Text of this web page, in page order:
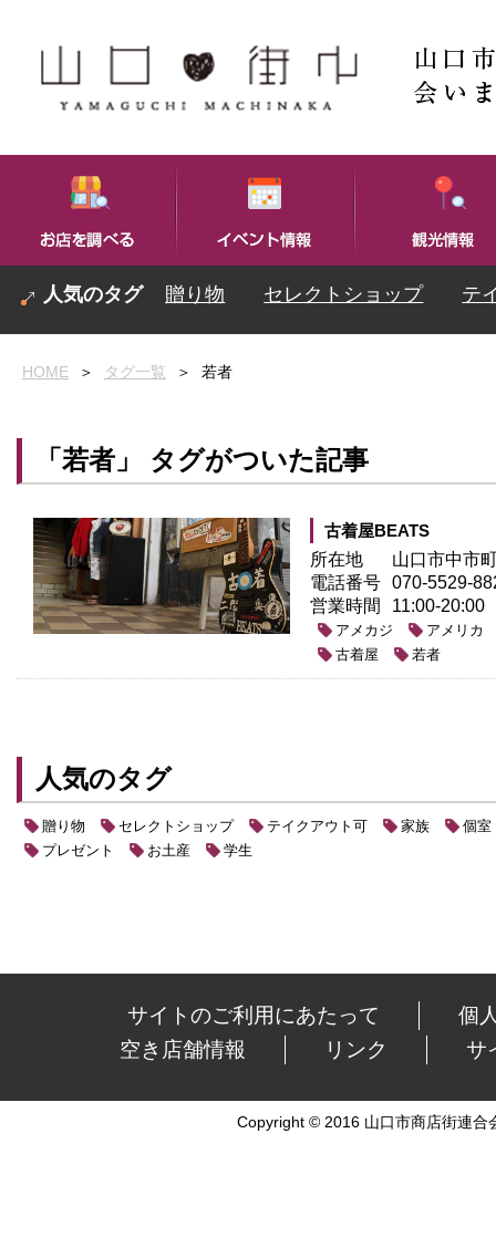
贈り物 セレクトショップ テ
HOME ＞ タグ一覧 ＞ 若者
「若者」 タグがついた記事
古着屋BEATS
所在地
山口市中市
電話番号 070-5529-
営業時間
11:00-20:00
アメカジ
アメリカ
古着屋
若者
人気のタグ
贈り物 セレクトショップ テイクアウト可 家族
個室
プレゼント
お土産 学生
サイトのご利用にあたって
個
空き店舗情報
リンク サ
Copyright © 2016 山口市商店街連合